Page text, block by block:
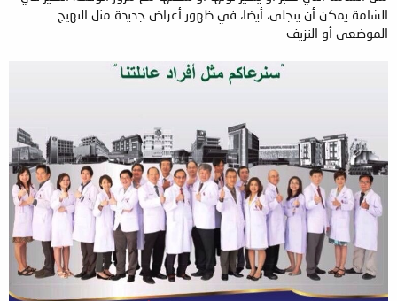
الشامة يمكن أن يتجلى، أيضا، في ظهور أعراض جديدة مثل التهيج
الموضعي أو النزيف